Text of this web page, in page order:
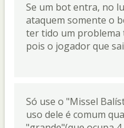
Se um bot entra, no
ataquem somente o
ter tido um problema
pois o jogador que
Só use o "Missel
uso dele é comum